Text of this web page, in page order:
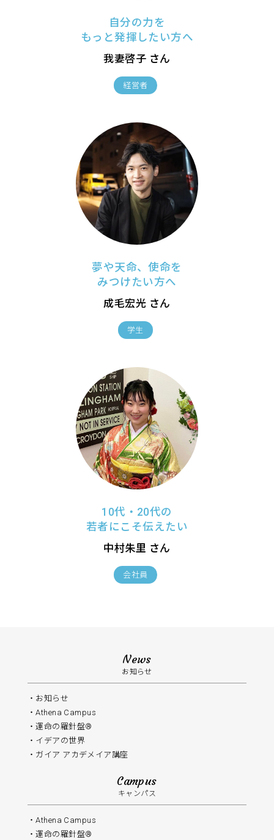
自分の力を
もっと発揮したい方へ
我妻啓子 さん
経営者
夢や天命、使命を
みつけたい方へ
成毛宏光 さん
学生
10代・20代の
若者にこそ伝えたい
中村朱里 さん
会社員
News
お知らせ
お知らせ
Athena Campus
運命の羅針盤®️
イデアの世界
ガイア アカデメイア講座
Campus
キャンパス
Athena Campus
運命の羅針盤®